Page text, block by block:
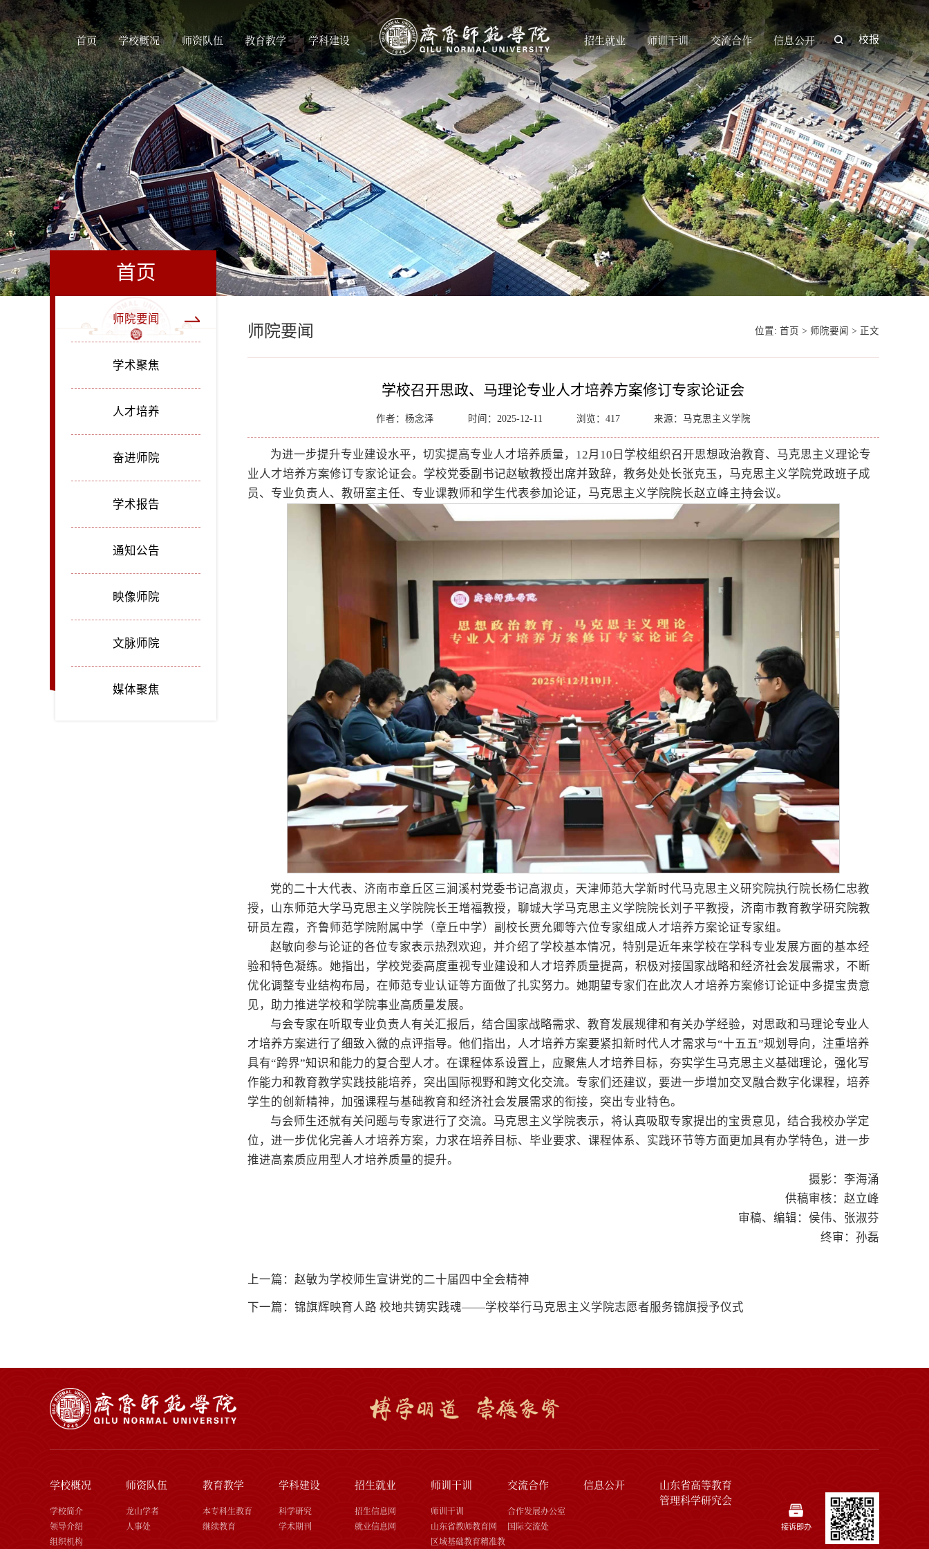
首页 学校概况 师资队伍 教育教学 学科建设 招生就业 师训干训 交流合作 信息公开 校报
首页
师院要闻
学术聚焦
人才培养
奋进师院
学术报告
通知公告
映像师院
文脉师院
媒体聚焦
师院要闻 位置: 首页 > 师院要闻 > 正文
学校召开思政、马理论专业人才培养方案修订专家论证会
作者：杨念泽 时间：2025-12-11 浏览： 417 来源：马克思主义学院
为进一步提升专业建设水平，切实提高专业人才培养质量，12月10日学校组织召开思想政治教育、马克思主义理论专
业人才培养方案修订专家论证会。学校党委副书记赵敏教授出席并致辞，教务处处长张克玉，马克思主义学院党政班子成
员、专业负责人、教研室主任、专业课教师和学生代表参加论证，马克思主义学院院长赵立峰主持会议。
党的二十大代表、济南市章丘区三涧溪村党委书记高淑贞，天津师范大学新时代马克思主义研究院执行院长杨仁忠教
授，山东师范大学马克思主义学院院长王增福教授，聊城大学马克思主义学院院长刘子平教授，济南市教育教学研究院教
研员左霞，齐鲁师范学院附属中学（章丘中学）副校长贾允卿等六位专家组成人才培养方案论证专家组。
赵敏向参与论证的各位专家表示热烈欢迎，并介绍了学校基本情况，特别是近年来学校在学科专业发展方面的基本经
验和特色凝练。她指出，学校党委高度重视专业建设和人才培养质量提高，积极对接国家战略和经济社会发展需求，不断
优化调整专业结构布局，在师范专业认证等方面做了扎实努力。她期望专家们在此次人才培养方案修订论证中多提宝贵意
见，助力推进学校和学院事业高质量发展。
与会专家在听取专业负责人有关汇报后，结合国家战略需求、教育发展规律和有关办学经验，对思政和马理论专业人
才培养方案进行了细致入微的点评指导。他们指出，人才培养方案要紧扣新时代人才需求与“十五五”规划导向，注重培养
具有“跨界”知识和能力的复合型人才。在课程体系设置上，应聚焦人才培养目标，夯实学生马克思主义基础理论，强化写
作能力和教育教学实践技能培养，突出国际视野和跨文化交流。专家们还建议，要进一步增加交叉融合数字化课程，培养
学生的创新精神，加强课程与基础教育和经济社会发展需求的衔接，突出专业特色。
与会师生还就有关问题与专家进行了交流。马克思主义学院表示，将认真吸取专家提出的宝贵意见，结合我校办学定
位，进一步优化完善人才培养方案，力求在培养目标、毕业要求、课程体系、实践环节等方面更加具有办学特色，进一步
推进高素质应用型人才培养质量的提升。
摄影：李海涌
供稿审核：赵立峰
审稿、编辑：侯伟、张淑芬
终审：孙磊
上一篇：赵敏为学校师生宣讲党的二十届四中全会精神
下一篇：锦旗辉映育人路 校地共铸实践魂——学校举行马克思主义学院志愿者服务锦旗授予仪式
学校概况
学校简介
领导介绍
组织机构
师资队伍
龙山学者
人事处
教育教学
本专科生教育
继续教育
学科建设
科学研究
学术期刊
招生就业
招生信息网
就业信息网
师训干训
师训干训
山东省教师教育网
区域基础教育精准教
交流合作
合作发展办公室
国际交流处
信息公开
山东省高等教育
管理科学研究会
接诉即办